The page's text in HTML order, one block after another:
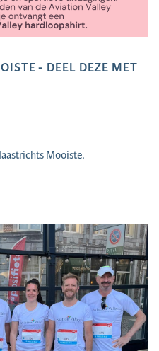
- DEEL DEZE MET
Mooiste.